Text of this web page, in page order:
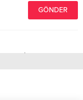
form